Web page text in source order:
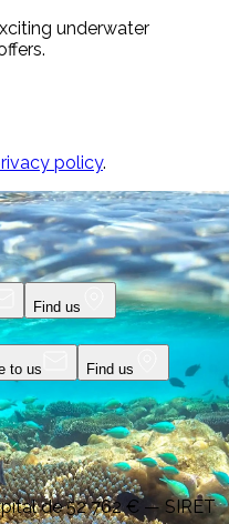
underwater
policy.
Find us
to us Find us
de 52 762 € — SIRET